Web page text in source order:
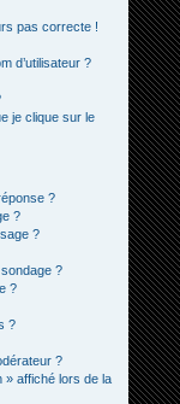
pas correcte !
d’utilisateur ?
je clique sur le
?
?
?
?
?
?
?
» affiché lors de la